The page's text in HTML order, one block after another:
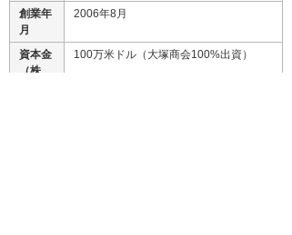
創業年
月
2006年8月
資本金
（株
100万米ドル（大塚商会100%出資）